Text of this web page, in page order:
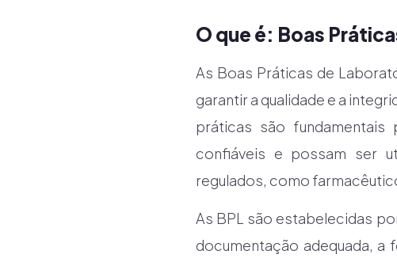
O que é: Boas
As Boas Práticas de
garantir a qualidade e a
práticas são
confiáveis e possam ser
regulados, como
As BPL são estabelecidas
documentação adequada, a